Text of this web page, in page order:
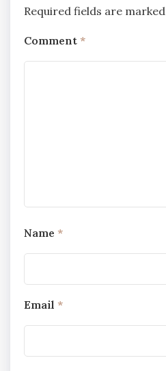
Required fields are marked
Comment *
Name *
Email *